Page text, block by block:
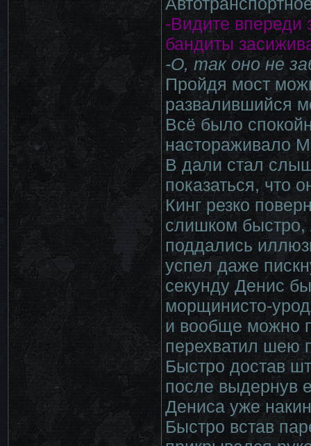
-Видите впереди
бандиты
-О, так оно не
Пройдя мост
развалившийся
Всё было
настораживало
В дали стал
показаться, что
Кинг резко
слишком быстро,
поддались
успел даже
секунду Денис
морщинисто-
и вообще можно
перехватил шею
Быстро достав
после выдернув
Дениса уже
Быстро встав